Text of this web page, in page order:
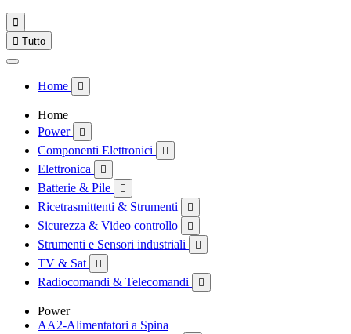

 Tutto
Home 
Home
Power

Componenti Elettronici 
Elettronica 
Batterie & Pile 
Ricetrasmittenti & Strumenti 
Sicurezza & Video controllo 
Strumenti e Sensori industriali 
TV & Sat 
Radiocomandi & Telecomandi 
Power
AA2-Alimentatori a Spina